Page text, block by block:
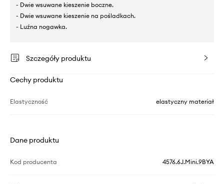
- Dwie wsuwane kieszenie boczne.
- Dwie wsuwane kieszenie na pośladkach.
- Luźna nogawka.
Szczegóły produktu
Cechy produktu
Elastyczność elastyczny materiał
Dane produktu
Kod producenta 4576.6J.Mini.9BYA